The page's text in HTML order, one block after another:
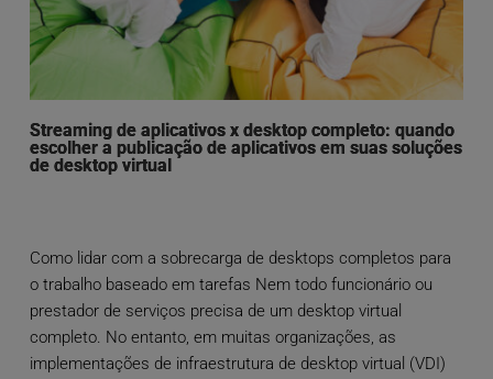
Streaming de aplicativos x desktop completo: quando
escolher a publicação de aplicativos em suas soluções
de desktop virtual
Como lidar com a sobrecarga de desktops completos para
o trabalho baseado em tarefas Nem todo funcionário ou
prestador de serviços precisa de um desktop virtual
completo. No entanto, em muitas organizações, as
implementações de infraestrutura de desktop virtual (VDI)